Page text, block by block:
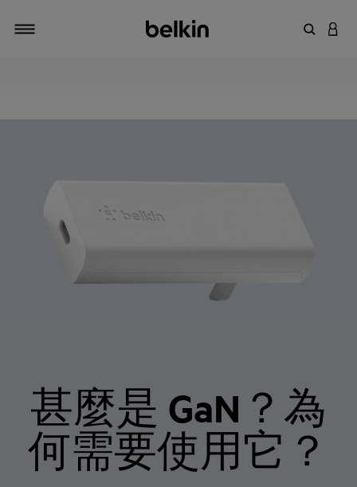
輸入關鍵
登入
甚麼是 GaN？為
何需要使用它？